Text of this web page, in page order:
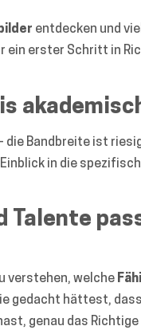
entdecken und
ein erster Schritt in
Bandbreite ist
in die
Talente
verstehen, welche
gedacht hättest,
genau das